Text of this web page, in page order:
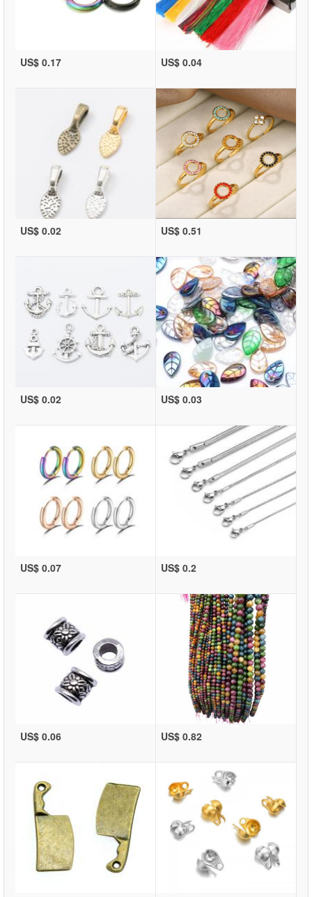
US$ 0.17 US$ 0.04
US$ 0.02 US$ 0.51
US$ 0.02 US$ 0.03
US$ 0.07 US$ 0.2
US$ 0.06 US$ 0.82